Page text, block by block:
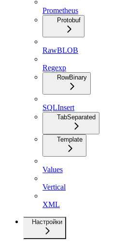
Prometheus
Protobuf
RawBLOB
Regexp
RowBinary
SQLInsert
TabSeparated
Template
Values
Vertical
XML
Настройки